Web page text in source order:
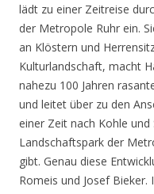
lädt zu einer Zeitreise
der Metropole Ruhr ein.
an Klöstern und
Kulturlandschaft, macht
nahezu 100 Jahren
und leitet über zu den
einer Zeit nach Kohle
Landschaftspark der
gibt. Genau diese
Romeis und Josef